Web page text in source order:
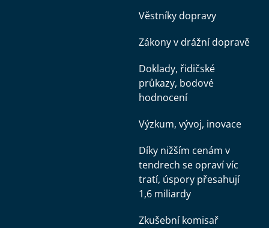
Věstníky dopravy
Zákony v drážní dopravě
Doklady, řidičské
průkazy, bodové
hodnocení
Výzkum, vývoj, inovace
Díky nižším cenám v
tendrech se opraví víc
tratí, úspory přesahují
1,6 miliardy
Zkušební komisař